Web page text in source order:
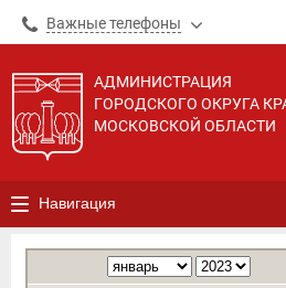
Важные телефоны
АДМИНИСТРАЦИЯ
ГОРОДСКОГО ОКРУГА
МОСКОВСКОЙ ОБЛАСТИ
Навигация